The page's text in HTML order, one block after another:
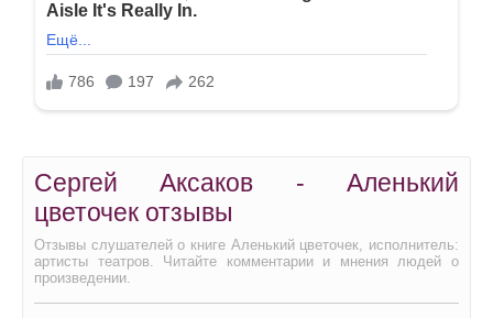
Сергей Аксаков - Аленький
цветочек отзывы
Отзывы слушателей о книге Аленький цветочек, исполнитель:
артисты театров. Читайте комментарии и мнения людей о
произведении.